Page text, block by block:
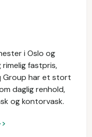
i Oslo og
rimelig fastpris,
Group har et stort
daglig renhold,
og kontorvask.